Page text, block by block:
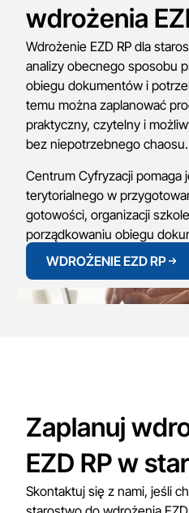
wdrożenia
Wdrożenie EZD RP dla
analizy obecnego sposobu
obiegu dokumentów i
temu można zaplanować
praktyczny, czytelny i
bez niepotrzebnego chaosu.
Centrum Cyfryzacji pomaga
terytorialnego w
gotowości, organizacji
porządkowaniu obiegu
WDROŻENIE EZD RP
Zaplanuj
EZD RP w
Skontaktuj się z nami, jeśli